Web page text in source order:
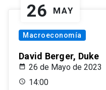
26 MAY
Macroeconomía
David Berger, Duke
26 de Mayo de 2023
14:00